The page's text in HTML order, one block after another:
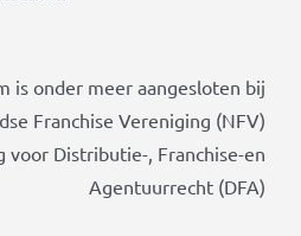
is onder meer aangesloten bij
Franchise Vereniging (NFV)
voor Distributie-, Franchise-en
Agentuurrecht (DFA)